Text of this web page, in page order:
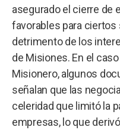
asegurado el cierre de
favorables para ciertos
detrimento de los
de Misiones. En el
Misionero, algunos
señalan que las
celeridad que limitó la
empresas, lo que